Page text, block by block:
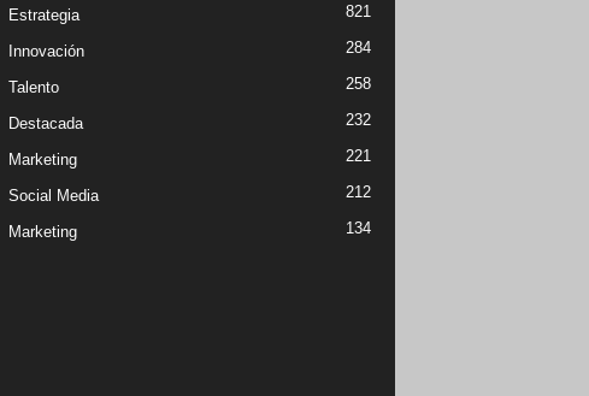
Estrategia 821
Innovación 284
Talento 258
Destacada 232
Marketing 221
Social Media 212
Marketing 134